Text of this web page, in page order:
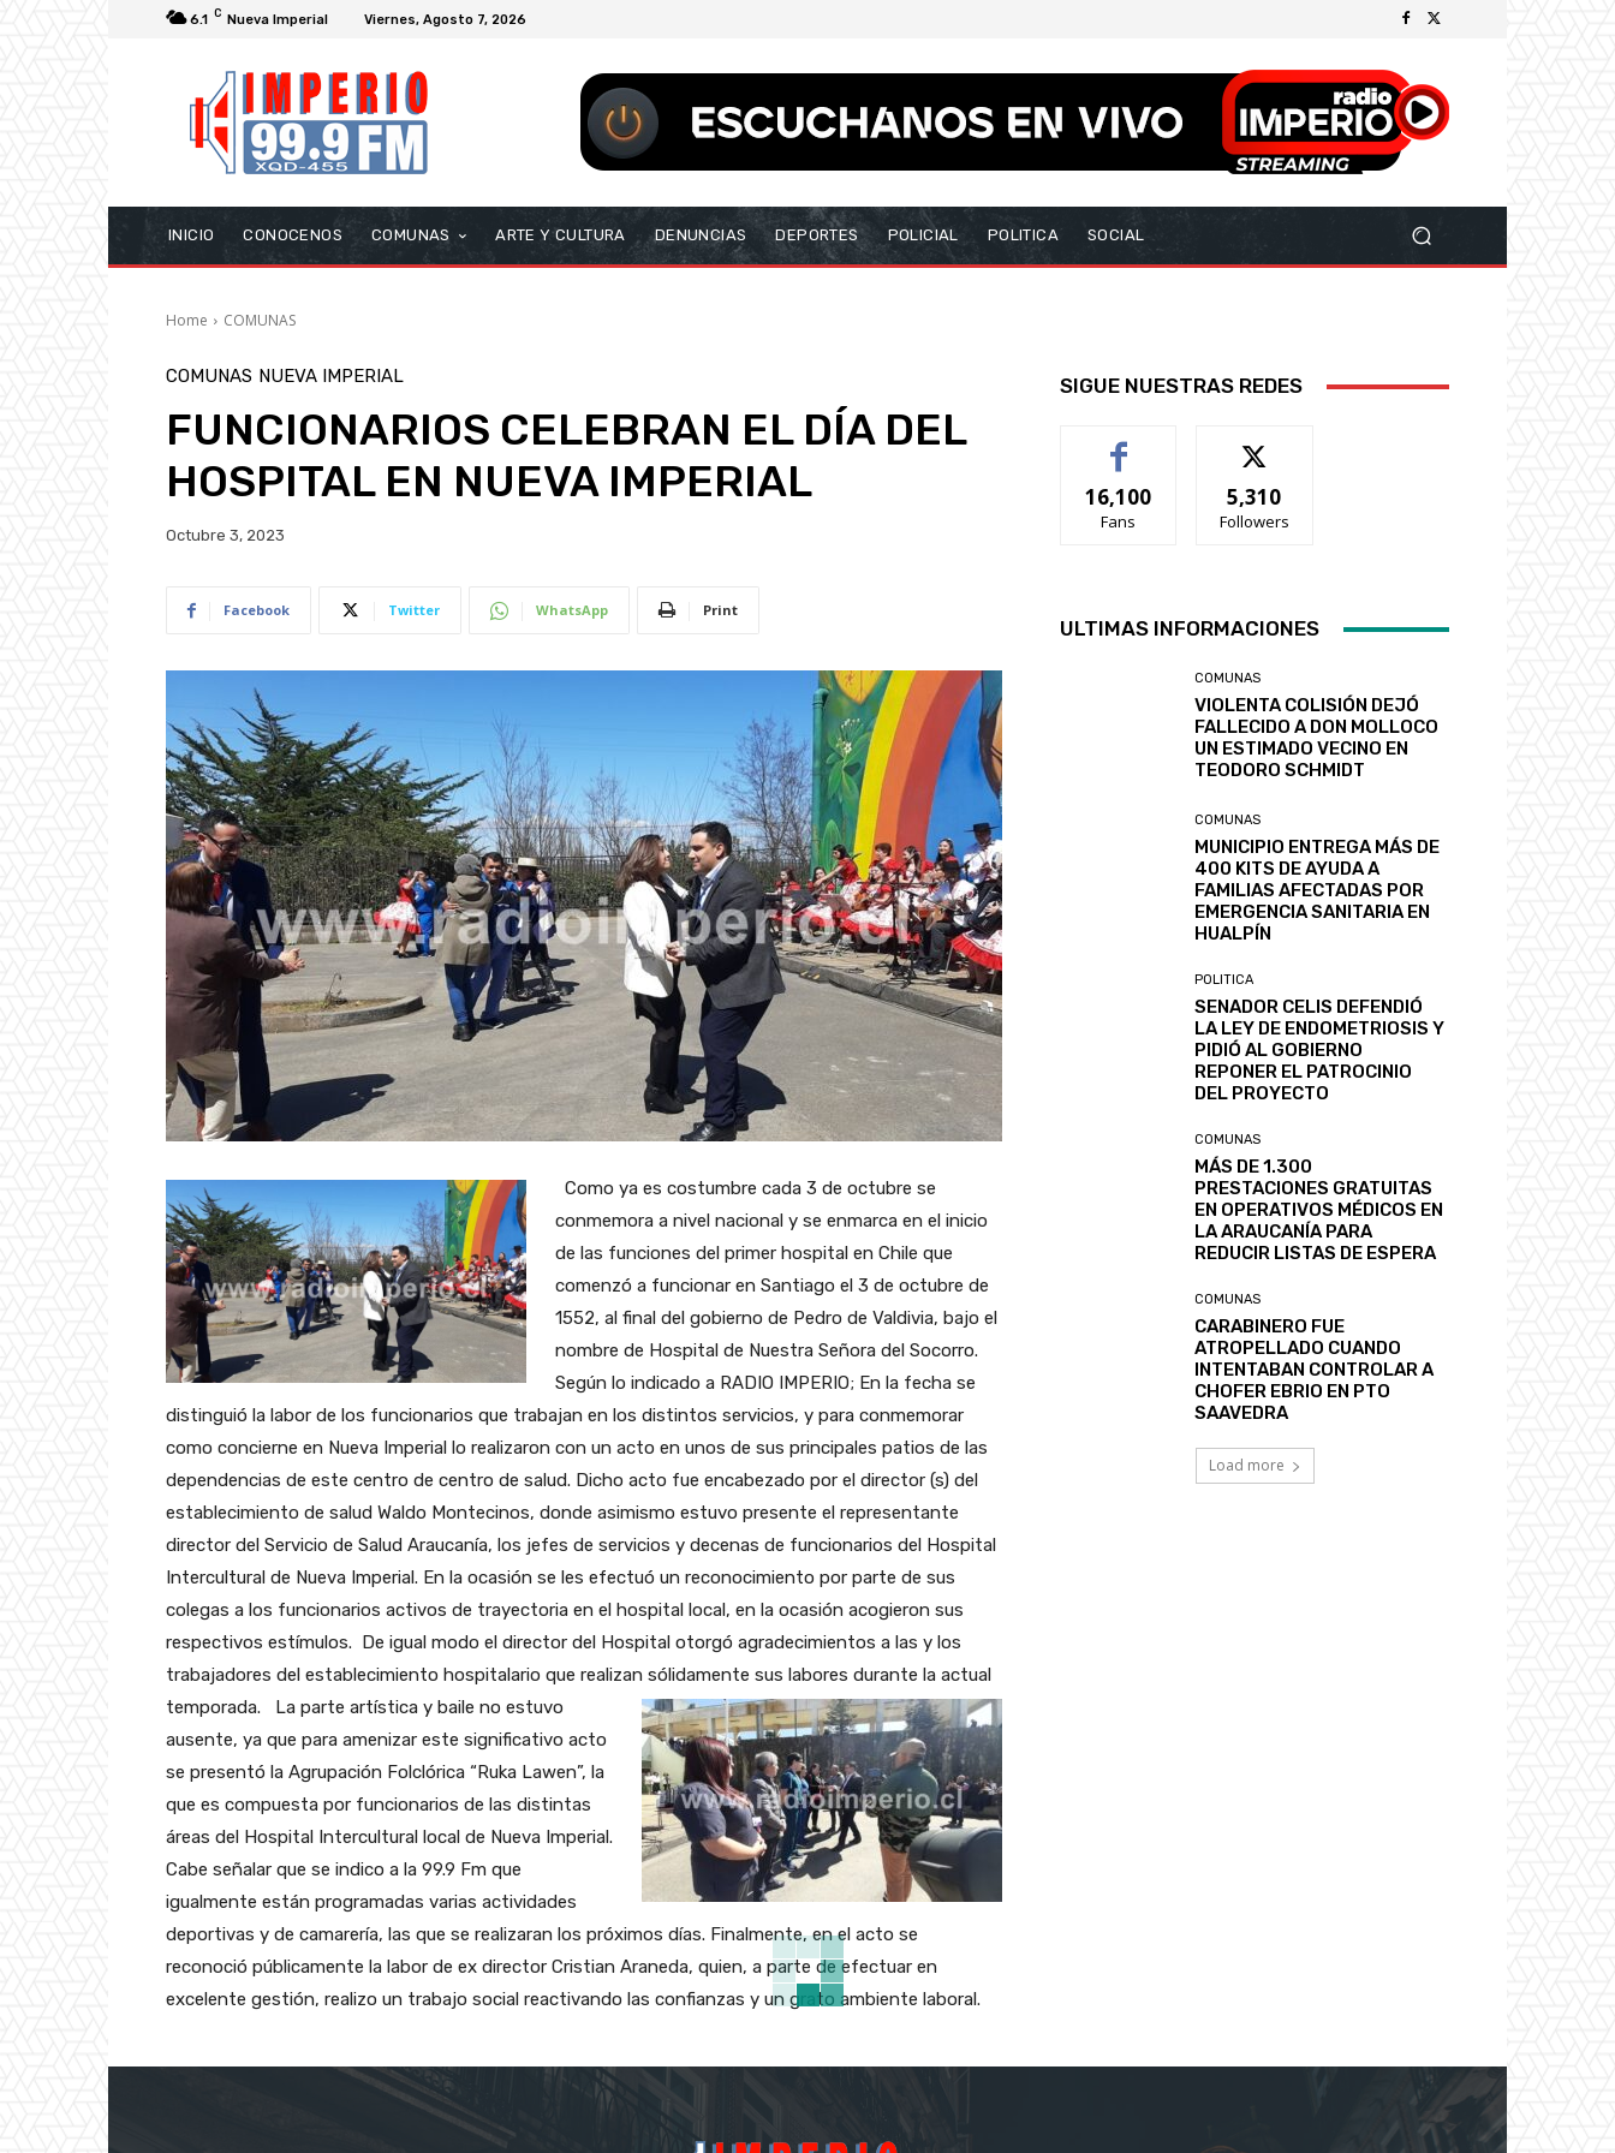
6.1 C Nueva Imperial Viernes, Agosto 7, 2026
INICIO CONOCENOS COMUNAS ARTE Y CULTURA DENUNCIAS DEPORTES POLICIAL POLITICA SOCIAL
Home COMUNAS
COMUNAS NUEVA IMPERIAL
FUNCIONARIOS CELEBRAN EL DÍA DEL
HOSPITAL EN NUEVA IMPERIAL
Octubre 3, 2023
Facebook Twitter WhatsApp Print
Como ya es costumbre cada 3 de octubre se
conmemora a nivel nacional y se enmarca en el inicio
de las funciones del primer hospital en Chile que
comenzó a funcionar en Santiago el 3 de octubre de
1552, al final del gobierno de Pedro de Valdivia, bajo el
nombre de Hospital de Nuestra Señora del Socorro.
Según lo indicado a RADIO IMPERIO; En la fecha se
distinguió la labor de los funcionarios que trabajan en los distintos servicios, y para conmemorar
como concierne en Nueva Imperial lo realizaron con un acto en unos de sus principales patios de las
dependencias de este centro de centro de salud. Dicho acto fue encabezado por el director (s) del
establecimiento de salud Waldo Montecinos, donde asimismo estuvo presente el representante
director del Servicio de Salud Araucanía, los jefes de servicios y decenas de funcionarios del Hospital
Intercultural de Nueva Imperial. En la ocasión se les efectuó un reconocimiento por parte de sus
colegas a los funcionarios activos de trayectoria en el hospital local, en la ocasión acogieron sus
respectivos estímulos. De igual modo el director del Hospital otorgó agradecimientos a las y los
trabajadores del establecimiento hospitalario que realizan sólidamente sus labores durante la actual
temporada.
La parte artística y baile no estuvo
ausente, ya que para amenizar este significativo acto
se presentó la Agrupación Folclórica “Ruka Lawen”, la
que es compuesta por funcionarios de las distintas
áreas del Hospital Intercultural local de Nueva Imperial.
Cabe señalar que se indico a la 99.9 Fm que
igualmente están programadas varias actividades
deportivas y de camarería, las que se realizaran los próximos días. Finalmente, en el acto se
reconoció públicamente la labor de ex director Cristian Araneda, quien, a parte de efectuar en
excelente gestión, realizo un trabajo social reactivando las confianzas y un grato ambiente laboral.
SIGUE NUESTRAS REDES
16,100
Fans
5,310
Followers
ULTIMAS INFORMACIONES
COMUNAS
VIOLENTA COLISIÓN DEJÓ
FALLECIDO A DON MOLLOCO
UN ESTIMADO VECINO EN
TEODORO SCHMIDT
COMUNAS
MUNICIPIO ENTREGA MÁS DE
400 KITS DE AYUDA A
FAMILIAS AFECTADAS POR
EMERGENCIA SANITARIA EN
HUALPÍN
POLITICA
SENADOR CELIS DEFENDIÓ
LA LEY DE ENDOMETRIOSIS Y
PIDIÓ AL GOBIERNO
REPONER EL PATROCINIO
DEL PROYECTO
COMUNAS
MÁS DE 1.300
PRESTACIONES GRATUITAS
EN OPERATIVOS MÉDICOS EN
LA ARAUCANÍA PARA
REDUCIR LISTAS DE ESPERA
COMUNAS
CARABINERO FUE
ATROPELLADO CUANDO
INTENTABAN CONTROLAR A
CHOFER EBRIO EN PTO
SAAVEDRA
Load more